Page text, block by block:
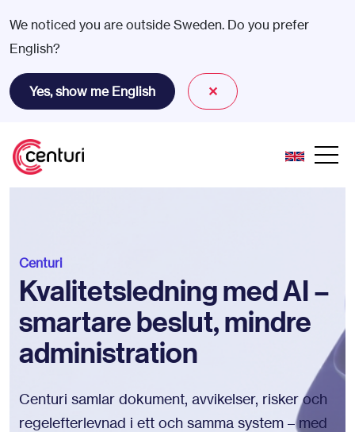
We noticed you are outside Sweden. Do you prefer
English?
Yes, show me English ✕
Centuri
Kvalitetsledning med AI –
smartare beslut, mindre
administration
Centuri samlar dokument, avvikelser, risker och
regelefterlevnad i ett och samma system – med